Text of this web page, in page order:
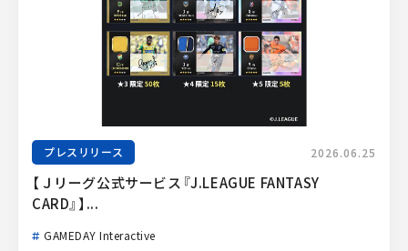
プレスリリース 2026.06.25
【Ｊリーグ公式サービス『J.LEAGUE FANTASY
CARD』】...
GAMEDAY Interactive